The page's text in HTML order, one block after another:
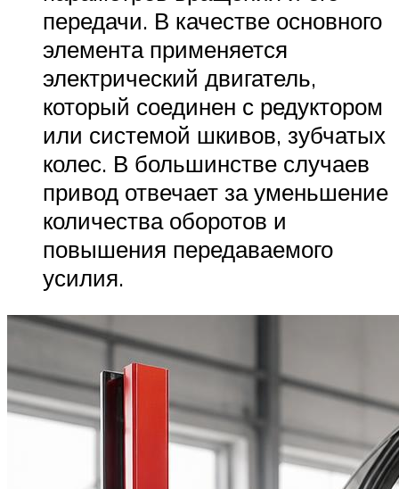
передачи. В качестве основного
элемента применяется
электрический двигатель,
который соединен с редуктором
или системой шкивов, зубчатых
колес. В большинстве случаев
привод отвечает за уменьшение
количества оборотов и
повышения передаваемого
усилия.